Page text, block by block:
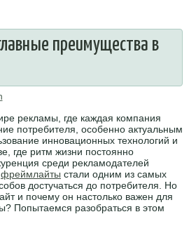
преимущества в
рекламы, где каждая компания
потребителя, особенно актуальным
инновационных технологий и
где ритм жизни постоянно
среди рекламодателей
фреймлайты стали одним из самых
достучаться до потребителя. Но
и почему он настолько важен для
Попытаемся разобраться в этом